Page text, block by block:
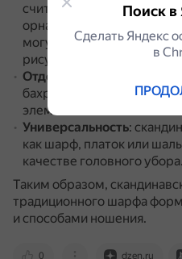
считаются
орнаменты.
Однако
могут украшаться
рисунками, акварелью и
Отделка
:
бахромой, помпонами,
элементами.
Универсальность:
как шарф, платок или
качестве головного убора.
Таким образом,
традиционного шарфа
и способами ношения.
0 dzen.ru
Поиск в
Сделать Яндекс
в